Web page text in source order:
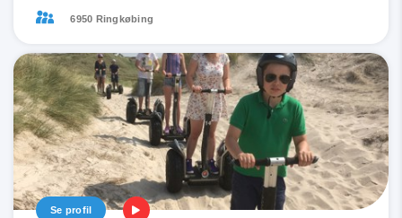
6950 Ringkøbing
Se profil